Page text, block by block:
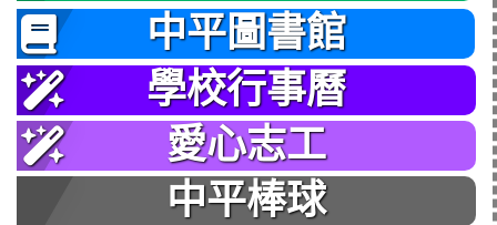
中平圖書館
學校行事曆
愛心志工
中平棒球